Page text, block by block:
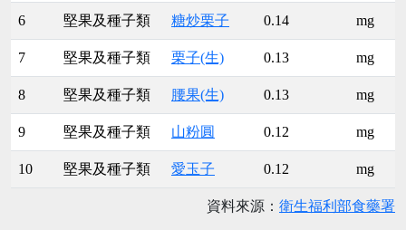
6 堅果及種子類 糖炒栗子 0.14 mg
7 堅果及種子類 栗子(生) 0.13 mg
8 堅果及種子類 腰果(生) 0.13 mg
9 堅果及種子類 山粉圓 0.12 mg
10 堅果及種子類 愛玉子 0.12 mg
資料來源： 衛生福利部食藥署